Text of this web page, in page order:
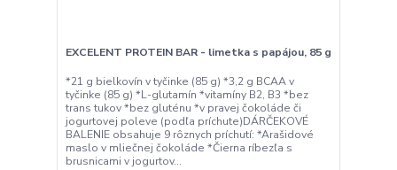
EXCELENT PROTEIN BAR - limetka s papájou, 85 g
*21 g bielkovín v tyčinke (85 g) *3,2 g BCAA v
tyčinke (85 g) *L-glutamín *vitamíny B2, B3 *bez
trans tukov *bez gluténu *v pravej čokoláde či
jogurtovej poleve (podľa príchute)DÁRČEKOVÉ
BALENIE obsahuje 9 rôznych príchutí: *Arašidové
maslo v mliečnej čokoláde *Čierna ríbezľa s
brusnicami v jogurtov...